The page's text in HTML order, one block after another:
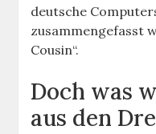
deutsche
zusammengefasst
Cousin“.
Doch was
aus den